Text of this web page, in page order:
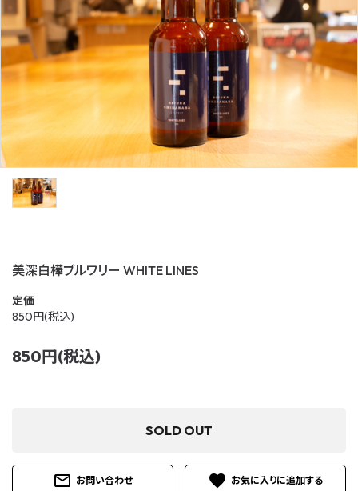
ACCOUNT MENU
ようこそ ゲスト 様
meeting_room ログイン person 新規会員登録
favorite_outline お気に入り shopping_cart カート
検索
全ての商品
すすきのえーる
おすすめギフトセット
コンテンツ
美深白樺ブルワリー WHITE LINES
定価
850円(税込)
850円(税込)
SOLD OUT
mail_outline お問い合わせ favorite